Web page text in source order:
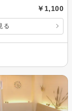
￥1,100
る